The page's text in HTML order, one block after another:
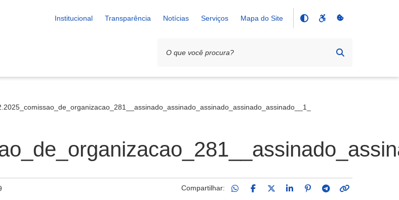
Institucional Transparência Notícias Serviços Mapa do Site
Compartilhar: